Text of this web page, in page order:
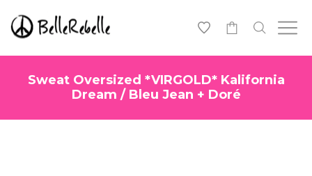
Sweat Oversized *VIRGOLD* Kalifornia
Dream / Bleu Jean + Doré